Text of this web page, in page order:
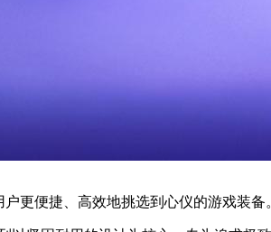
更便捷、高效地挑选到心仪的游戏装